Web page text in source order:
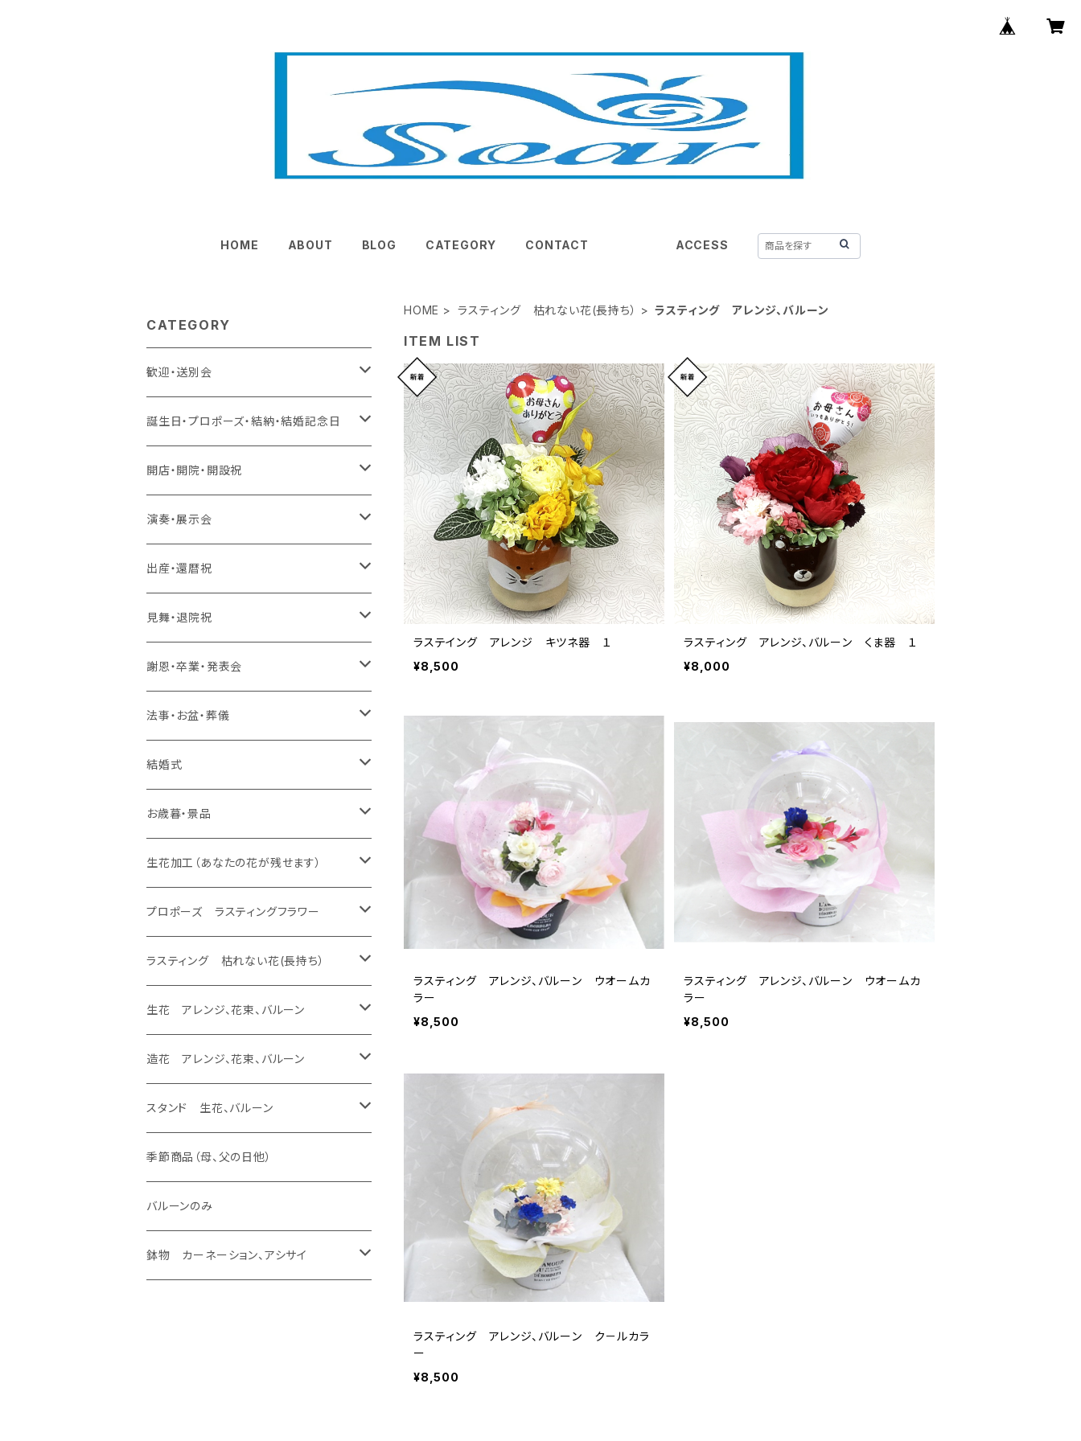
HOME ABOUT BLOG CATEGORY CONTACT ACCESS
HOME ラスティング 枯れない花(長持ち） ラスティング アレンジ、バルーン
ITEM LIST
ラステイング アレンジ キツネ器 １
¥8,500
ラスティング アレンジ、バルーン くま器 １
¥8,000
ラスティング アレンジ、バルーン ウオームカ
ラー
¥8,500
ラスティング アレンジ、バルーン ウオームカ
ラー
¥8,500
ラスティング アレンジ、バルーン ク－ルカラ
ー
¥8,500
CATEGORY
歓迎・送別会
生花 アレンジ、花束、バルーン
生花 アレンジ、バルーン
生花 アレンジ
造花 アレンジ、花束、バルーン
ラスティング 花束、枯れない花
ラスティング アレンジ、枯れない花
バルーンのみ
誕生日・プロポーズ・結納・結婚記念日
生花 アレンジ、花束、バルーン
生花 アレンジ、バルーン
生花 アレンジ
造花 アレンジ、花束、バルーン
ラスティング 花束、枯れない花
ラスティング アレンジ、枯れない花
スタンド 生花
スタンド 生花、バルーン
バルーンのみ
プロポーズ ラスティングフラワー
ドーム
フレーム
開店・開院・開設祝
生花 アレンジ、花束、バルーン
生花 アレンジ、バルーン
生花 アレンジ
造花 アレンジ、花束、バルーン
ラスティング 花束、枯れない花
ラスティング アレンジ、枯れない花
スタンド 生花
スタンド 生花、バルーン
バルーンのみ
演奏・展示会
生花 アレンジ、花束、バルーン
生花 アレンジ、バルーン
生花 アレンジ
造花 アレンジ、花束、バルーン
ラスティング 花束、枯れない花
ラスティング アレンジ、枯れない花
スタンド 生花
スタンド 生花、バルーン
バルーンのみ
出産・還暦祝
生花 アレンジ、花束、バルーン
生花 アレンジ、バルーン
生花 アレンジ
造花 アレンジ、花束、バルーン
ラスティング 花束、枯れない花
ラスティング アレンジ、枯れない花
スタンド 生花
スタンド 生花、バルーン
バルーンのみ
見舞・退院祝
生花 アレンジ、花束、バルーン
生花 アレンジ、バルーン
生花 アレンジ
造花 アレンジ、花束、バルーン
ラスティング 花束、枯れない花
ラスティング アレンジ、枯れない花
スタンド 生花
スタンド 生花、バルーン
バルーンのみ
謝恩・卒業・発表会
生花 アレンジ、花束、バルーン
生花 アレンジ、バルーン
生花 アレンジ
造花 アレンジ、花束、バルーン
ラスティング 花束、枯れない花
ラスティング アレンジ、枯れない花
スタンド 生花
スタンド 生花、バルーン
バルーンのみ
法事・お盆・葬儀
生花 アレンジ、花束、バルーン
生花 アレンジ、バルーン
生花 アレンジ
造花 アレンジ、花束、バルーン
ラスティング 花束、枯れない花
ラスティング アレンジ、枯れない花
スタンド 生花
スタンド 生花、バルーン
バルーンのみ
結婚式
生花 アレンジ、花束、バルーン
生花 アレンジ、バルーン
生花 アレンジ
造花 アレンジ、花束、バルーン
ラスティング 花束、枯れない花
ラスティング アレンジ、枯れない花
スタンド 生花
スタンド 生花、バルーン
バルーンのみ
生花加工（あなたの花が残せます）
あなたの花が残せます ドーム
あなたの花が残せます フレーム
お歳暮・景品
生花 アレンジ、花束、バルーン
生花 アレンジ、バルーン
生花 アレンジ
造花 アレンジ、花束、バルーン
ラスティング 花束、枯れない花
ラスティング アレンジ、枯れない花
スタンド 生花
スタンド 生花、バルーン
バルーンのみ
生花加工（あなたの花が残せます）
あなたの花が残せます ドーム
あなたの花が残せます フレーム
あなたの花が残せます フラージュ
あなたの花が残せます エッチング
プロポーズ ラスティングフラワー
ドーム
フレーム
ラスティング 枯れない花(長持ち）
ラスティング アレンジ、バルーン
ラスティング 花束、バルーン
ラスティング アレンジ
ラスティング 花束
ラスティング 素材
生花 アレンジ、花束、バルーン
生花 アレンジ、バルーン
生花 アレンジ、ウェディング ヴーケ
生花 アレンジ
生花 花束、バルーン
生花 花束
造花 アレンジ、花束、バルーン
造花 アレンジ、バルーン
造花 アレンジ
造花 花束、バルーン
造花 花束
スタンド 生花、バルーン
スタンド 生花
スタンド 生花、バルーン
季節商品（母、父の日他）
バルーンのみ
鉢物 カーネーション、アシサイ